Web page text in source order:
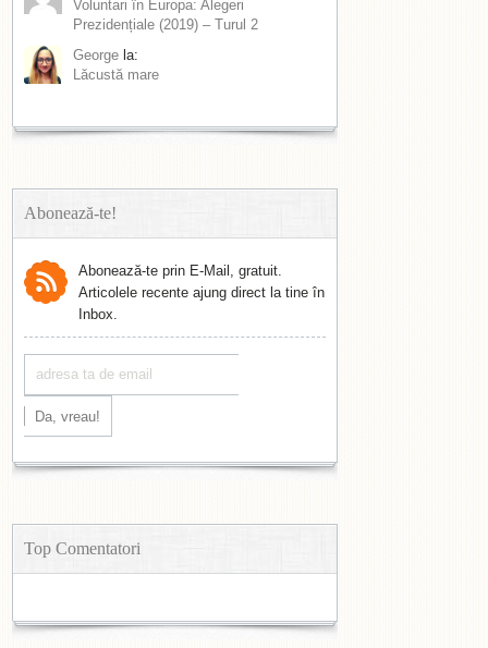
Voluntari în Europa: Alegeri
Prezidențiale (2019) – Turul 2
George la:
Lăcustă mare
Abonează-te!
Abonează-te prin E-Mail, gratuit.
Articolele recente ajung direct la tine în
Inbox.
Top Comentatori